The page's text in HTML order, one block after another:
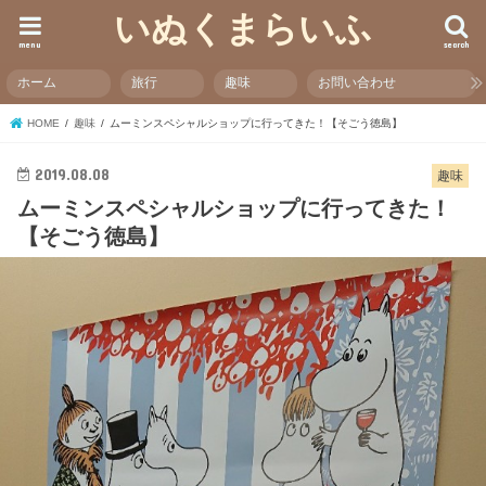
いぬくまらいふ search
menu
ホーム 旅行 趣味 お問い合わせ
HOME 趣味 ムーミンスペシャルショップに行ってきた！【そごう徳島】
趣味
2019.08.08
ムーミンスペシャルショップに行ってきた！
【そごう徳島】